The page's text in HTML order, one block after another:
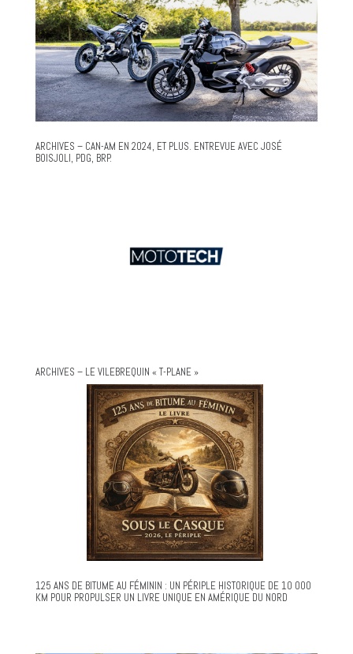
ARCHIVES – CAN-AM EN 2024, ET PLUS. ENTREVUE AVEC JOSÉ
BOISJOLI, PDG, BRP.
ARCHIVES – LE VILEBREQUIN « T-PLANE »
125 ANS DE BITUME AU FÉMININ : UN PÉRIPLE HISTORIQUE DE 10 000
KM POUR PROPULSER UN LIVRE UNIQUE EN AMÉRIQUE DU NORD